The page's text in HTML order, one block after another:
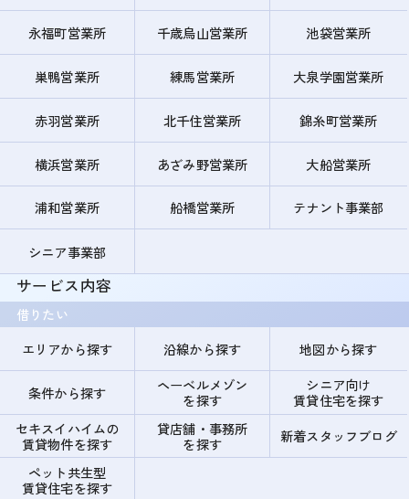
永福町営業所 千歳烏山営業所 池袋営業所
巣鴨営業所 練馬営業所 大泉学園営業所
赤羽営業所 北千住営業所 錦糸町営業所
横浜営業所 あざみ野営業所 大船営業所
浦和営業所 船橋営業所 テナント事業部
シニア事業部
サービス内容
借りたい
エリアから探す
沿線から探す 地図から探す
条件から探す
ヘーベルメゾン
を探す
シニア向け
賃貸住宅を探す
セキスイハイムの
賃貸物件を探す
貸店舗・事務所
を探す
新着スタッフブログ
ペット共生型
賃貸住宅を探す